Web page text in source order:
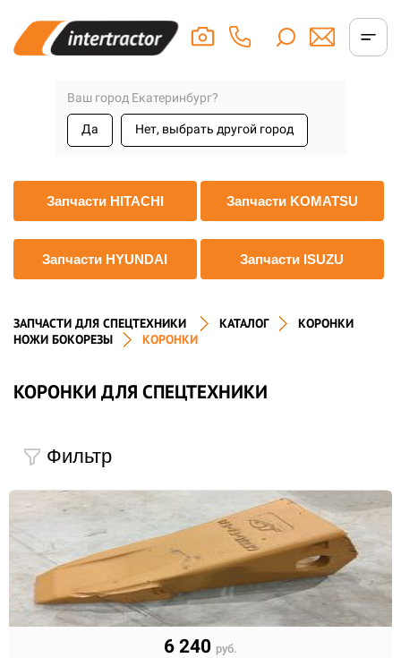
Ваш город Екатеринбург?
Да Нет, выбрать другой город
Запчасти HITACHI Запчасти KOMATSU
Запчасти HYUNDAI Запчасти ISUZU
ЗАПЧАСТИ ДЛЯ СПЕЦТЕХНИКИ КАТАЛОГ
КОРОНКИ
НОЖИ БОКОРЕЗЫ
КОРОНКИ
КОРОНКИ ДЛЯ СПЕЦТЕХНИКИ
Фильтр
6 240 руб.